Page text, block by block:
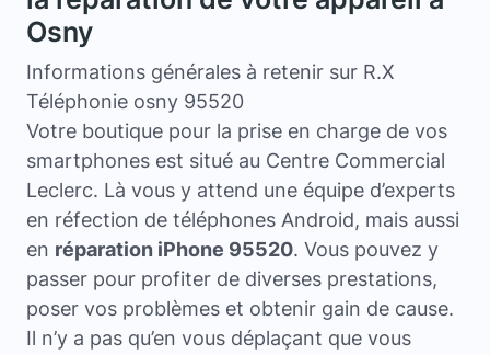
Osny
Informations générales à retenir sur R.X
Téléphonie osny 95520
Votre boutique pour la prise en charge de vos
smartphones est situé au Centre Commercial
Leclerc. Là vous y attend une équipe d’experts
en réfection de téléphones Android, mais aussi
en réparation iPhone 95520. Vous pouvez y
passer pour profiter de diverses prestations,
poser vos problèmes et obtenir gain de cause.
Il n’y a pas qu’en vous déplaçant que vous